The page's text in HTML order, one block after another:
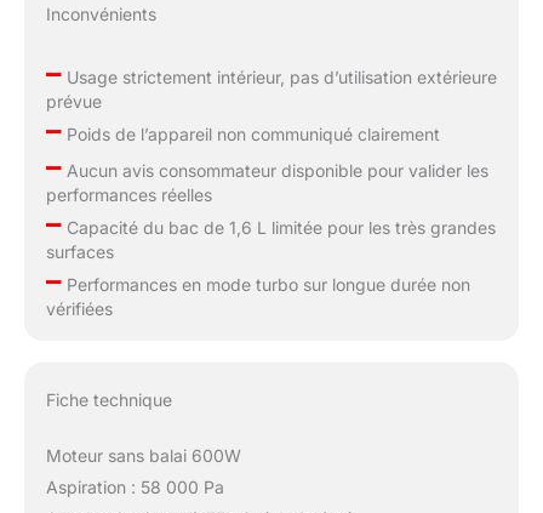
Inconvénients
–Usage strictement intérieur, pas d’utilisation extérieure
prévue
–Poids de l’appareil non communiqué clairement
–Aucun avis consommateur disponible pour valider les
performances réelles
–Capacité du bac de 1,6 L limitée pour les très grandes
surfaces
–Performances en mode turbo sur longue durée non
vérifiées
Fiche technique
Moteur sans balai 600W
Aspiration : 58 000 Pa